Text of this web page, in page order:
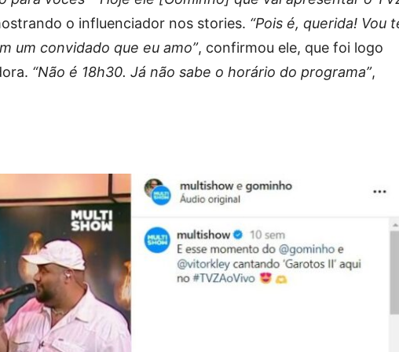
o influenciador nos stories. “Pois é, querida! Vou
um convidado que eu amo”, confirmou ele, que foi logo
“Não é 18h30. Já não sabe o horário do programa”,